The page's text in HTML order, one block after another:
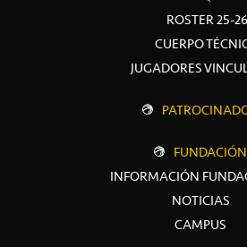
ROSTER 25-26
CUERPO
JUGADORES
FUNDACIÓN
INFORMACIÓN
NOTICIAS
CAMPUS